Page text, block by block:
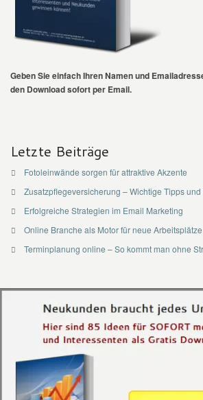
Geben Sie einfach Ihren Namen und
den Download sofort per Email.
Letzte Beiträge
Fotoleinwände sorgen für attraktive Akzente
Zusatzpflegeversicherung – Wichtige Tipps
Erfolgreiche Strategien im Email Marketing
Online Branche als Motor für neue Arbeitsplätze
Terminplanung online – So kommt man ohne